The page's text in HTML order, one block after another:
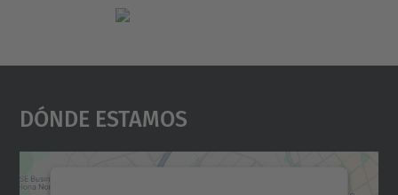
Dónde Estamos